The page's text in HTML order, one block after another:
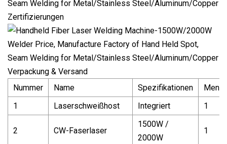
Zertifizierungen
Verpackung & Versand
Nummer
Name Spezifikationen
1
Laserschweißhost Integriert 1
2 CW-Faserlaser
1500W /
2000W
1